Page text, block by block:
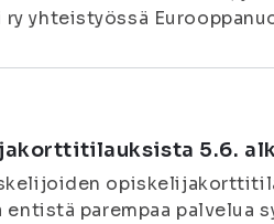
ry yhteistyössä
5.6.
entistä parempaa palvelua